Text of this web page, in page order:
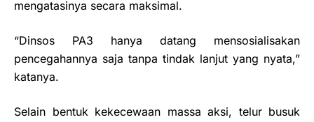
mengatasinya secara maksimal.
“Dinsos PA3 hanya datang mensosialisakan
pencegahannya saja tanpa tindak lanjut yang nyata,”
katanya.
Selain bentuk kekecewaan massa aksi, telur busuk